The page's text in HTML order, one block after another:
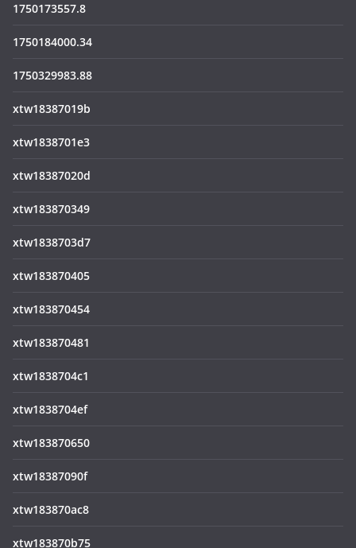
1750173557.8
1750184000.34
1750329983.88
xtw18387019b
xtw1838701e3
xtw18387020d
xtw183870349
xtw1838703d7
xtw183870405
xtw183870454
xtw183870481
xtw1838704c1
xtw1838704ef
xtw183870650
xtw18387090f
xtw183870ac8
xtw183870b75